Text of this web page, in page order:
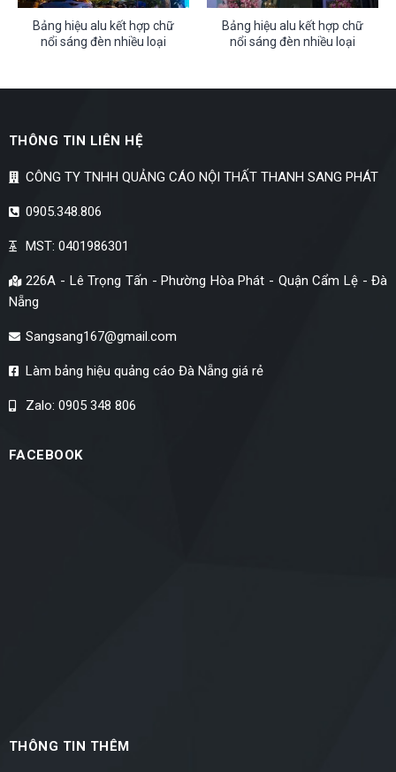
Bảng hiệu alu kết hợp chữ
nổi sáng đèn nhiều loại
Bảng hiệu alu kết hợp chữ
nổi sáng đèn nhiều loại
THÔNG TIN LIÊN HỆ
CÔNG TY TNHH QUẢNG CÁO NỘI THẤT THANH SANG PHÁT
0905.348.806
MST: 0401986301
226A - Lê Trọng Tấn - Phường Hòa Phát - Quận Cẩm Lệ - Đà
Nẵng
Sangsang167@gmail.com
Làm bảng hiệu quảng cáo Đà Nẵng giá rẻ
Zalo: 0905 348 806
FACEBOOK
THÔNG TIN THÊM